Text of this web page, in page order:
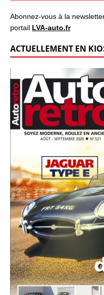
Abonnez-vous à la
portail LVA-auto.fr
ACTUELLEMENT EN